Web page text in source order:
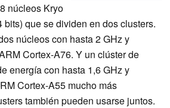
núcleos Kryo
que se dividen en dos clusters.
núcleos con hasta 2 GHz y
Cortex-A76. Y un clúster de
energía con hasta 1,6 GHz y
Cortex-A55 mucho más
también pueden usarse juntos.